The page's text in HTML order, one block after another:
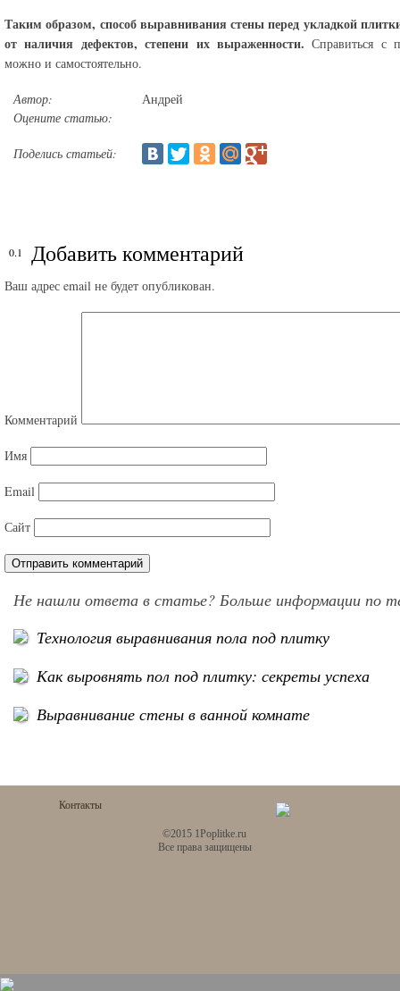
Таким образом, способ выравнивания стены перед укладкой
от наличия дефектов, степени их выраженности. Справиться с
можно и самостоятельно.
Автор:
Андрей
Оцените статью:
Поделись статьей:
Добавить комментарий
Ваш адрес email не будет опубликован.
Комментарий
Имя
Email
Сайт
Не нашли ответа в статье? Больше информации по
Технология выравнивания пола под плитку
Как выровнять пол под плитку: секреты успеха
Выравнивание стены в ванной комнате
Контакты
©2015 1Poplitke.ru
Все права защищены